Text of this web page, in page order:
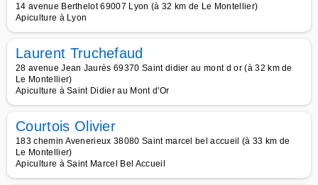
14 avenue Berthelot 69007 Lyon (à 32 km de Le Montellier)
Apiculture à Lyon
Laurent Truchefaud
28 avenue Jean Jaurès 69370 Saint didier au mont d or (à 32 km de
Le Montellier)
Apiculture à Saint Didier au Mont d'Or
Courtois Olivier
183 chemin Avenerieux 38080 Saint marcel bel accueil (à 33 km de
Le Montellier)
Apiculture à Saint Marcel Bel Accueil